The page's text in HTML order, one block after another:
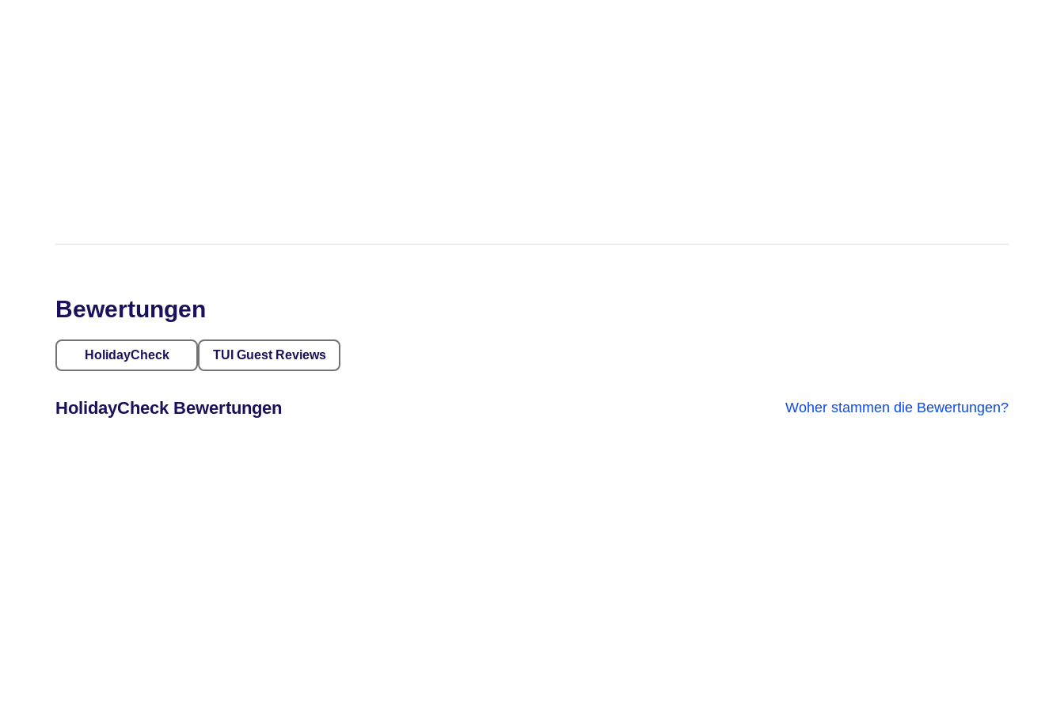
Bewertungen
HolidayCheck TUI Guest Reviews
HolidayCheck Bewertungen Woher stammen die Bewertungen?